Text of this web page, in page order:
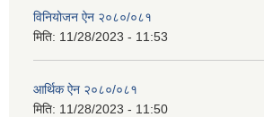
विनियोजन ऐन २०८०/०८१
मिति: 11/28/2023 - 11:53
आर्थिक ऐन २०८०/०८१
मिति: 11/28/2023 - 11:50